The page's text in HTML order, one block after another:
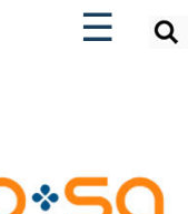
☰
×
×